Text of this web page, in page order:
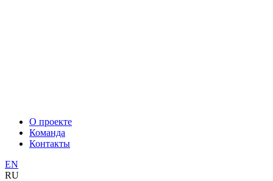
О проекте
Команда
Контакты
EN
RU